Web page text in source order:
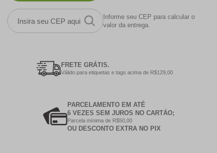
Informe seu CEP para calcular o
valor da entrega.
FRETE GRÁTIS.
Válido para etiquetas e tags acima de R$129,00
PARCELAMENTO EM ATÉ
6 VEZES SEM JUROS NO CARTÁO;
Parcela mínima de R$50,00
OU DESCONTO EXTRA NO PIX